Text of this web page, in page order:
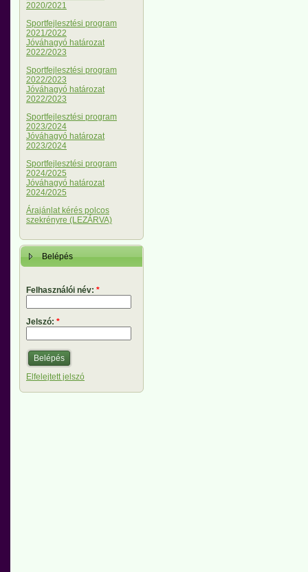
2020/2021
Sportfejlesztési program
2021/2022
Jóváhagyó határozat
2022/2023
Sportfejlesztési program
2022/2023
Jóváhagyó határozat
2022/2023
Sportfejlesztési program
2023/2024
Jóváhagyó határozat
2023/2024
Sportfejlesztési program
2024/2025
Jóváhagyó határozat
2024/2025
Árajánlat kérés polcos
szekrényre (LEZÁRVA)
Belépés
Felhasználói név: *
Jelszó: *
Elfelejtett jelszó